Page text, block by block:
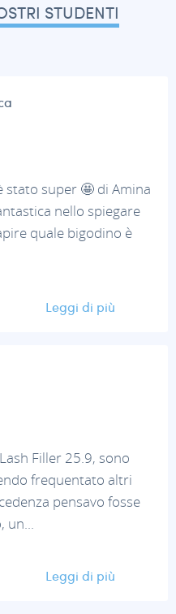
STUDENTI
stato super 🤩 di Amina
nello spiegare
quale bigodino è
Leggi di più
Filler 25.9, sono
frequentato altri
pensavo fosse
un...
Leggi di più